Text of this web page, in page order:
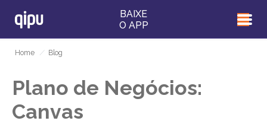
BAIXE
O APP
Home / Blog
Plano de Negócios:
Canvas